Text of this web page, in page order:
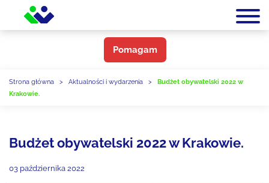
Pomagam
Strona główna > Aktualności i wydarzenia >
Budżet obywatelski 2022 w
Krakowie.
Budżet obywatelski 2022 w Krakowie.
03 października 2022